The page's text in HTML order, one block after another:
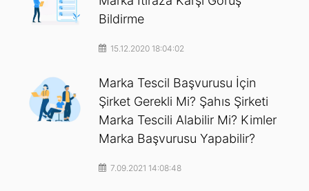
Bildirme
15.12.2020 18:04:02
Marka Tescil Başvurusu İçin
Şirket Gerekli Mi? Şahıs Şirketi
Marka Tescili Alabilir Mi? Kimler
Marka Başvurusu Yapabilir?
7.09.2021 14:08:48